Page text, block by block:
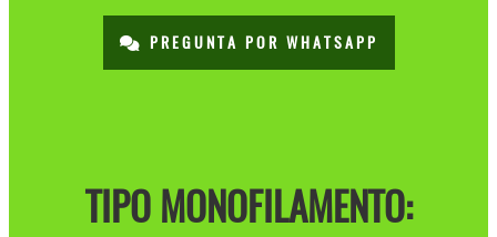
PREGUNTA POR WHATSAPP
TIPO MONOFILAMENTO: